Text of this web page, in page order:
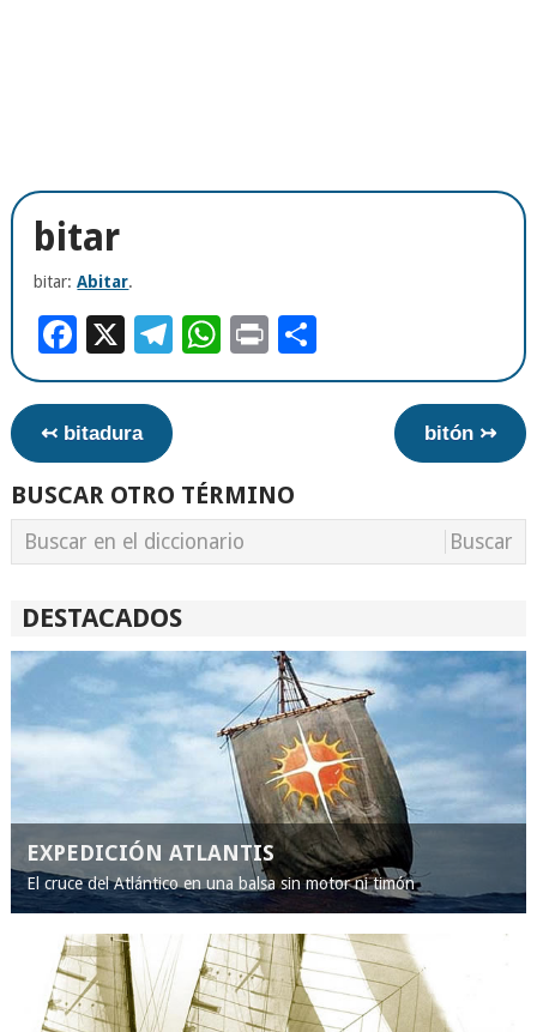
bitar
bitar:Abitar.
Facebook
X Telegram
WhatsApp
Print
↢ bitadura bitón ↣
BUSCAR OTRO TÉRMINO
DESTACADOS
EXPEDICIÓN ATLANTIS
El cruce del Atlántico en una balsa sin motor ni timón